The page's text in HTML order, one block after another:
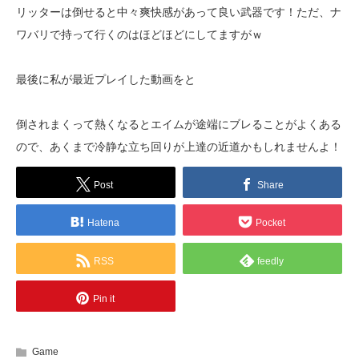
リッターは倒せると中々爽快感があって良い武器です！ただ、ナ
ワバリで持って行くのはほどほどにしてますがｗ
最後に私が最近プレイした動画をと
倒されまくって熱くなるとエイムが途端にブレることがよくある
ので、あくまで冷静な立ち回りが上達の近道かもしれませんよ！
Post Share
Hatena Pocket
RSS feedly
Pin it
Game